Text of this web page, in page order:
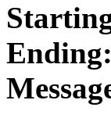
Ending: